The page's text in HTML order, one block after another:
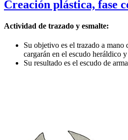
Creación plástica, fase
Actividad de trazado y esmalte:
Su objetivo es el trazado a mano
cargarán en el escudo heráldico
Su resultado es el escudo de